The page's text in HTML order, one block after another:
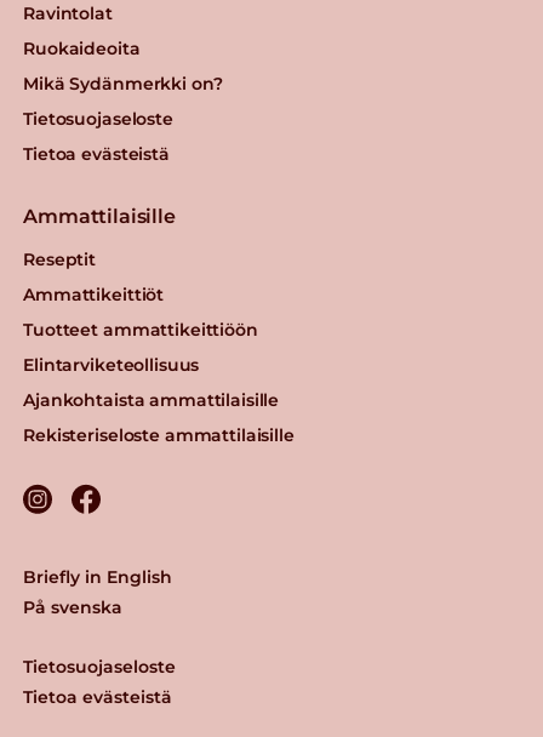
Ravintolat
Ruokaideoita
Mikä Sydänmerkki on?
Tietosuojaseloste
Tietoa evästeistä
Ammattilaisille
Reseptit
Ammattikeittiöt
Tuotteet ammattikeittiöön
Elintarviketeollisuus
Ajankohtaista ammattilaisille
Rekisteriseloste ammattilaisille
Tietosuojaseloste
Tietoa evästeistä
Briefly in English
På svenska